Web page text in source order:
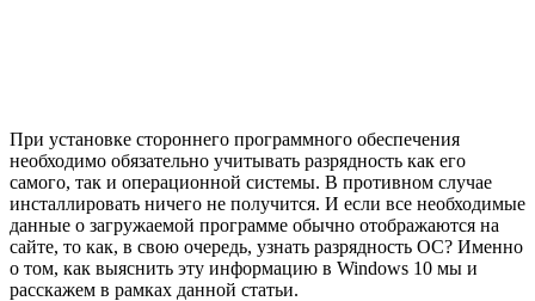
При установке стороннего программного обеспечения
необходимо обязательно учитывать разрядность как его
самого, так и операционной системы. В противном случае
инсталлировать ничего не получится. И если все необходимые
данные о загружаемой программе обычно отображаются на
сайте, то как, в свою очередь, узнать разрядность ОС? Именно
о том, как выяснить эту информацию в Windows 10 мы и
расскажем в рамках данной статьи.